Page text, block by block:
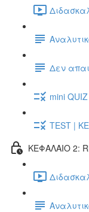
Δεν
mini
TEST |
ΚΕΦΑΛΑΙΟ 2: